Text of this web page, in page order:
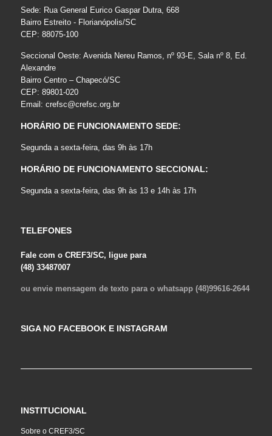
Sede: Rua General Eurico Gaspar Dutra, 668
Bairro Estreito - Florianópolis/SC
CEP: 88075-100
Seccional Oeste: Avenida Nereu Ramos, nº 93-E, Sala nº 8, Ed.
Alexandre
Bairro Centro – Chapecó/SC
CEP: 89801-020
Email: crefsc@crefsc.org.br
HORÁRIO DE FUNCIONAMENTO SEDE:
Segunda a sexta-feira, das 9h às 17h
HORÁRIO DE FUNCIONAMENTO SECCIONAL:
Segunda a sexta-feira, das 9h às 13 e 14h às 17h
TELEFONES
Fale com o CREF3/SC, ligue para
(48) 33487007
ou envie mensagem de texto para o whatsapp (48)99616-2644
SIGA NO FACEBOOK E INSTAGRAM
INSTITUCIONAL
Sobre o CREF3/SC